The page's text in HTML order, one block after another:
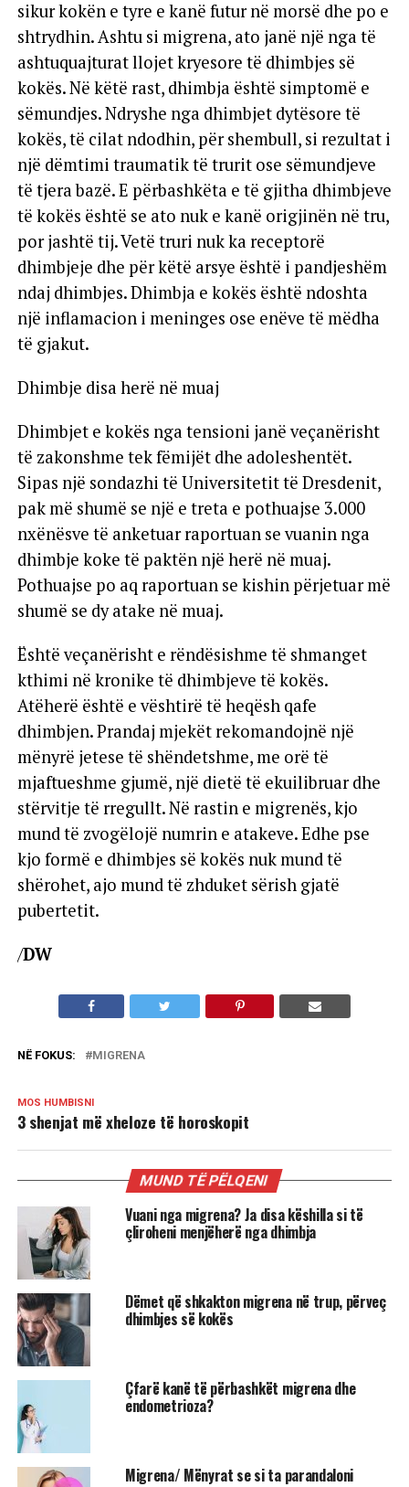
sikur kokën e tyre e kanë futur në morsë dhe po e
shtrydhin. Ashtu si migrena, ato janë një nga të
ashtuquajturat llojet kryesore të dhimbjes së
kokës. Në këtë rast, dhimbja është simptomë e
sëmundjes. Ndryshe nga dhimbjet dytësore të
kokës, të cilat ndodhin, për shembull, si rezultat i
një dëmtimi traumatik të trurit ose sëmundjeve
të tjera bazë. E përbashkëta e të gjitha dhimbjeve
të kokës është se ato nuk e kanë origjinën në tru,
por jashtë tij. Vetë truri nuk ka receptorë
dhimbjeje dhe për këtë arsye është i pandjeshëm
ndaj dhimbjes. Dhimbja e kokës është ndoshta
një inflamacion i meninges ose enëve të mëdha
të gjakut.
Dhimbje disa herë në muaj
Dhimbjet e kokës nga tensioni janë veçanërisht
të zakonshme tek fëmijët dhe adoleshentët.
Sipas një sondazhi të Universitetit të Dresdenit,
pak më shumë se një e treta e pothuajse 3.000
nxënësve të anketuar raportuan se vuanin nga
dhimbje koke të paktën një herë në muaj.
Pothuajse po aq raportuan se kishin përjetuar më
shumë se dy atake në muaj.
Është veçanërisht e rëndësishme të shmanget
kthimi në kronike të dhimbjeve të kokës.
Atëherë është e vështirë të heqësh qafe
dhimbjen. Prandaj mjekët rekomandojnë një
mënyrë jetese të shëndetshme, me orë të
mjaftueshme gjumë, një dietë të ekuilibruar dhe
stërvitje të rregullt. Në rastin e migrenës, kjo
mund të zvogëlojë numrin e atakeve. Edhe pse
kjo formë e dhimbjes së kokës nuk mund të
shërohet, ajo mund të zhduket sërish gjatë
pubertetit.
/DW
NË FOKUS: MIGRENA
MOS HUMBISNI
3 shenjat më xheloze të horoskopit
MUND TË PËLQENI
Vuani nga migrena? Ja disa këshilla si të
çliroheni menjëherë nga dhimbja
Dëmet që shkakton migrena në trup, përveç
dhimbjes së kokës
Çfarë kanë të përbashkët migrena dhe
endometrioza?
Migrena/ Mënyrat se si ta parandaloni